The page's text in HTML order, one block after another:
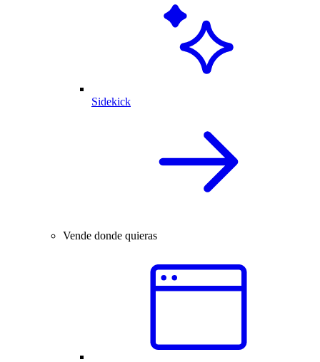
Sidekick
Vende donde quieras